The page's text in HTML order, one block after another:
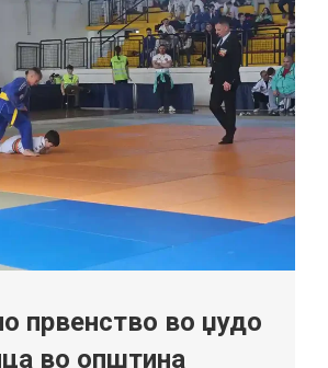
првенство во џудо
во општина